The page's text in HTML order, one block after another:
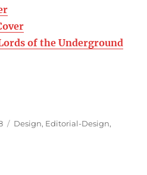
of the Underground
Kategorien
Design, Editorial-Design,